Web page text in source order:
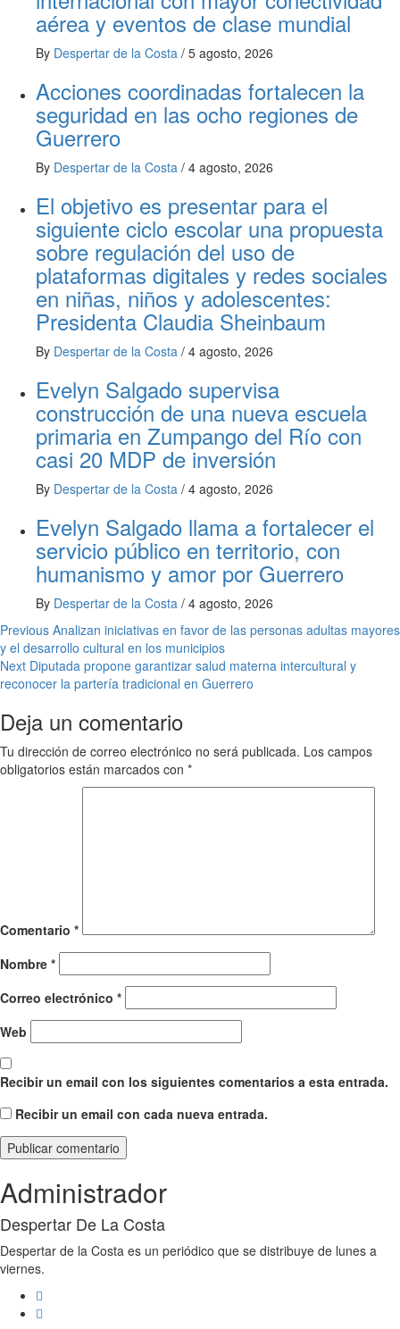
aérea y eventos de clase mundial
By Despertar de la Costa / 5 agosto, 2026
Acciones coordinadas fortalecen la
seguridad en las ocho regiones de
Guerrero
By Despertar de la Costa / 4 agosto, 2026
El objetivo es presentar para el
siguiente ciclo escolar una propuesta
sobre regulación del uso de
plataformas digitales y redes sociales
en niñas, niños y adolescentes:
Presidenta Claudia Sheinbaum
By Despertar de la Costa / 4 agosto, 2026
Evelyn Salgado supervisa
construcción de una nueva escuela
primaria en Zumpango del Río con
casi 20 MDP de inversión
By Despertar de la Costa / 4 agosto, 2026
Evelyn Salgado llama a fortalecer el
servicio público en territorio, con
humanismo y amor por Guerrero
By Despertar de la Costa / 4 agosto, 2026
Post
navigation
Previous Analizan iniciativas en favor de las personas adultas mayores
y el desarrollo cultural en los municipios
Next Diputada propone garantizar salud materna intercultural y
reconocer la partería tradicional en Guerrero
Deja un comentario
Tu dirección de correo electrónico no será publicada. Los campos
obligatorios están marcados con *
Comentario *
Nombre *
Correo electrónico *
Web
Recibir un email con los siguientes comentarios a esta entrada.
Recibir un email con cada nueva entrada.
Administrador
Despertar De La Costa
Despertar de la Costa es un periódico que se distribuye de lunes a
viernes.